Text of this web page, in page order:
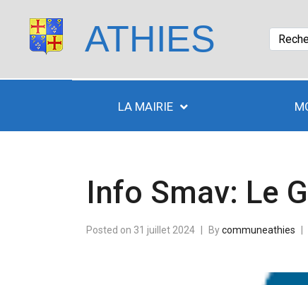
ATHIES
LA MAIRIE
Info Smav: Le
Posted on 31 juillet 2024 Bycommuneathies